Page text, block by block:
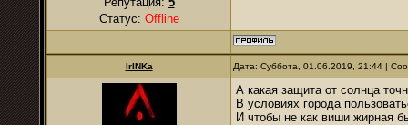
Статус: Offline
IrINKa Дата: Суббота, 01.06.2019, 21:44 |
А какая защита от солнца
В условиях города
И чтобы не как виши жирная